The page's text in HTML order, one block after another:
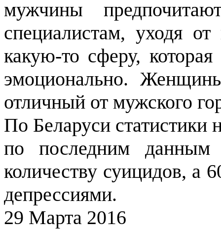
мужчины
специалистам, уходя
какую-то сферу,
эмоционально.
отличный от мужского
По Беларуси статистики
по последним
количеству суицидов,
депрессиями.
29 Марта 2016